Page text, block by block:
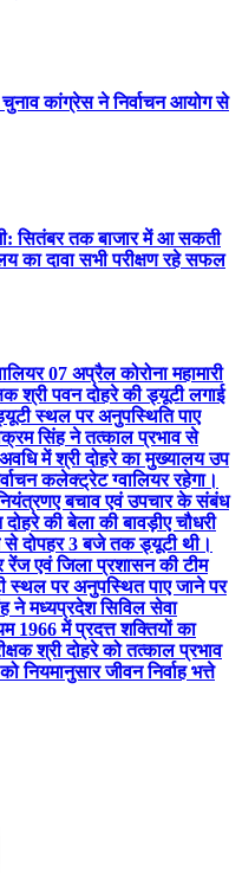
कांग्रेस ने निर्वाचन आयोग से
सितंबर तक बाजार में आ सकती
का दावा सभी परीक्षण रहे सफल
07 अप्रैल कोरोना महामारी
श्री पवन दोहरे की ड्यूटी लगाई
स्थल पर अनुपस्थिति पाए
सिंह ने तत्काल प्रभाव से
में श्री दोहरे का मुख्यालय उप
कलेक्ट्रेट ग्वालियर रहेगा।
नियंत्रणए बचाव एवं उपचार के संबंध
की बेला की बावड़ीए चौधरी
से दोपहर 3 बजे तक ड्यूटी थी।
रेंज एवं जिला प्रशासन की टीम
स्थल पर अनुपस्थित पाए जाने पर
ने मध्यप्रदेश सिविल सेवा
1966 में प्रदत्त शक्तियों का
श्री दोहरे को तत्काल प्रभाव
नियमानुसार जीवन निर्वाह भत्ते